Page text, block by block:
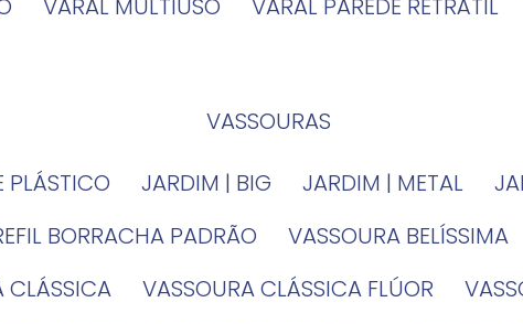
VARAL MULTIUSO VARAL PAREDE RETRÁTIL
VASSOURAS
PLÁSTICO
JARDIM | BIG JARDIM | METAL
REFIL BORRACHA PADRÃO VASSOURA BELÍSSIMA
CLÁSSICA VASSOURA CLÁSSICA FLÚOR